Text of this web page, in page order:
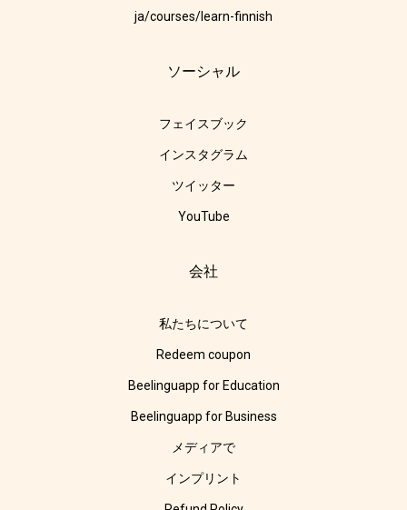
ja/courses/learn-finnish
ソーシャル
フェイスブック
インスタグラム
ツイッター
YouTube
会社
私たちについて
Redeem coupon
Beelinguapp for Education
Beelinguapp for Business
メディアで
インプリント